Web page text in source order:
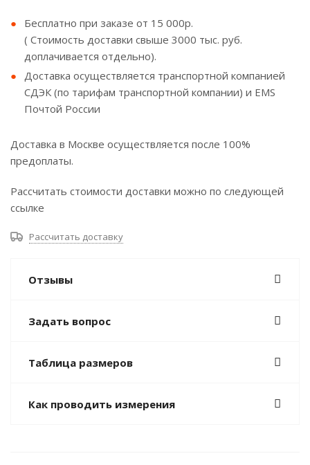
Бесплатно при заказе от 15 000р.
( Стоимость доставки свыше 3000 тыс. руб.
доплачивается отдельно).
Доставка осуществляется транспортной компанией
СДЭК (по тарифам транспортной компании) и EMS
Почтой России
Доставка в Москве осуществляется после 100%
предоплаты.
Рассчитать стоимости доставки можно по следующей
ссылке
Рассчитать доставку
Отзывы
Задать вопрос
Таблица размеров
Как проводить измерения